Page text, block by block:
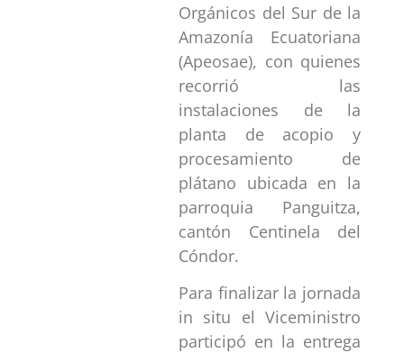
Orgánicos del Sur de la
Amazonía Ecuatoriana
(Apeosae), con quienes
recorrió las
instalaciones de la
planta de acopio y
procesamiento de
plátano ubicada en la
parroquia Panguitza,
cantón Centinela del
Cóndor.
Para finalizar la jornada
in situ el Viceministro
participó en la entrega